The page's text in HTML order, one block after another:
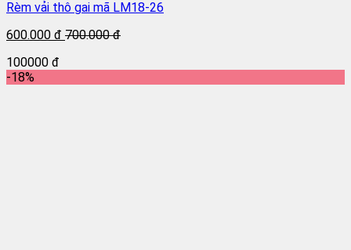
Rèm vải thô gai mã LM18-26
600.000 đ 700.000 đ
100000 đ
-18%